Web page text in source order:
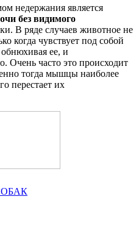
недержания является
без видимого
В ряде случаев животное не
когда чувствует под собой
ее, и
Очень часто это происходит
тогда мышцы наиболее
перестает их